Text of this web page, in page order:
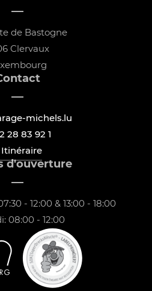
de Bastogne
Clervaux
michels.lu
28 83 92 1
Itinéraire
d'ouverture
- 12:00 & 13:00 - 18:00
08:00 - 12:00